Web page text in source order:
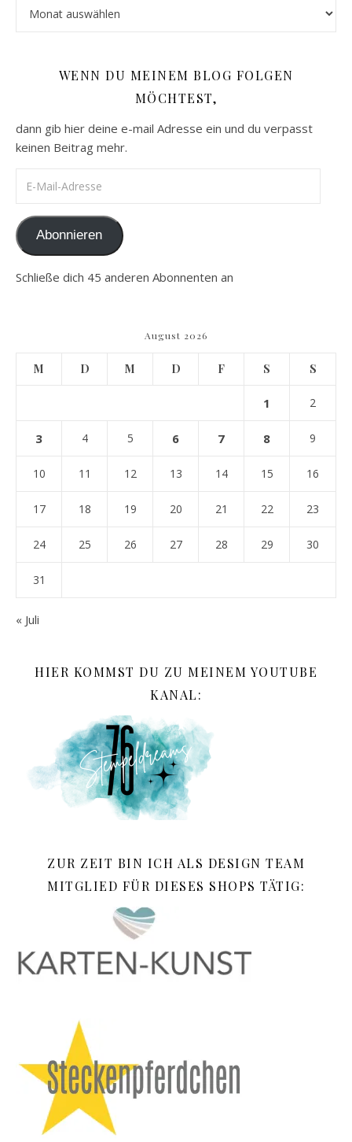
WENN DU MEINEM BLOG FOLGEN
MÖCHTEST,
dann gib hier deine e-mail Adresse ein und du verpasst
keinen Beitrag mehr.
Abonnieren
Schließe dich 45 anderen Abonnenten an
August 2026
M D M D F S S
1 2
3 4 5 6 7 8 9
10 11 12 13 14 15 16
17 18 19 20 21 22 23
24 25 26 27 28 29 30
31
« Juli
HIER KOMMST DU ZU MEINEM YOUTUBE
KANAL:
ZUR ZEIT BIN ICH ALS DESIGN TEAM
MITGLIED FÜR DIESES SHOPS TÄTIG: